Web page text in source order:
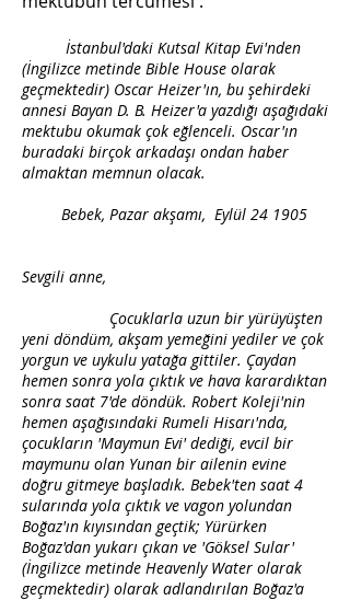
İstanbul'daki Kutsal Kitap Evi'nden
(İngilizce metinde Bible House olarak
geçmektedir) Oscar Heizer'ın, bu şehirdeki
annesi Bayan D. B. Heizer'a yazdığı aşağıdaki
mektubu okumak çok eğlenceli. Oscar'ın
buradaki birçok arkadaşı ondan haber
almaktan memnun olacak.
Bebek, Pazar akşamı, Eylül 24 1905
Sevgili anne,
Çocuklarla uzun bir yürüyüşten
yeni döndüm, akşam yemeğini yediler ve çok
yorgun ve uykulu yatağa gittiler. Çaydan
hemen sonra yola çıktık ve hava karardıktan
sonra saat 7'de döndük. Robert Koleji'nin
hemen aşağısındaki Rumeli Hisarı'nda,
çocukların 'Maymun Evi' dediği, evcil bir
maymunu olan Yunan bir ailenin evine
doğru gitmeye başladık. Bebek'ten saat 4
sularında yola çıktık ve vagon yolundan
Boğaz'ın kıyısından geçtik; Yürürken
Boğaz'dan yukarı çıkan ve 'Göksel Sular'
(İngilizce metinde Heavenly Water olarak
geçmektedir) olarak adlandırılan Boğaz'a